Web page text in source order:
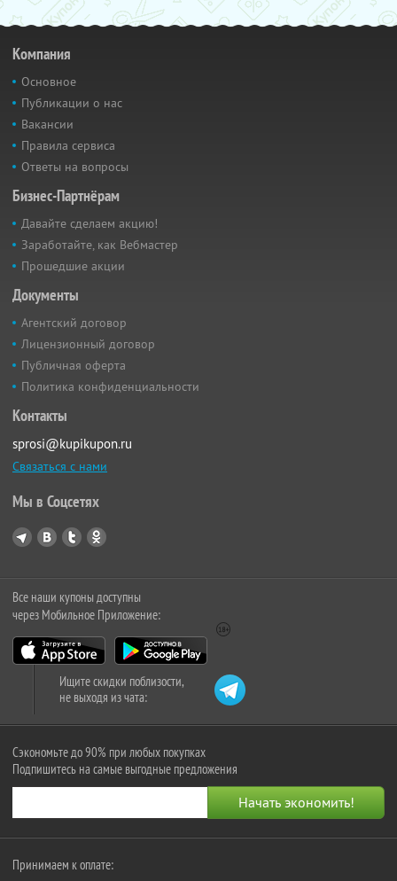
Компания
Основное
Публикации о нас
Вакансии
Правила сервиса
Ответы на вопросы
Бизнес-Партнёрам
Давайте сделаем акцию!
Заработайте, как Вебмастер
Прошедшие акции
Документы
Агентский договор
Лицензионный договор
Публичная оферта
Политика конфиденциальности
Контакты
sprosi@kupikupon.ru
Связаться с нами
Мы в Соцсетях
Все наши купоны доступны
через Мобильное Приложение:
Ищите скидки поблизости,
не выходя из чата:
Сэкономьте до 90% при любых покупках
Подпишитесь на самые выгодные предложения
Принимаем к оплате: